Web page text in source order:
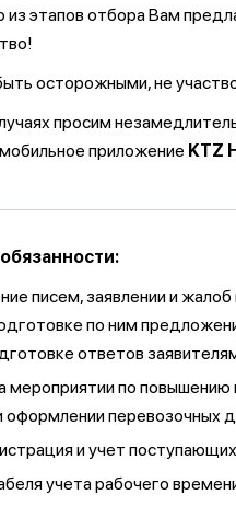
из этапов отбора Вам
осторожными, не
просим
приложение KTZ
писем, заявлении и
по ним
ответов
мероприятии по
оформлении перевозочных
и учет
учета рабочего